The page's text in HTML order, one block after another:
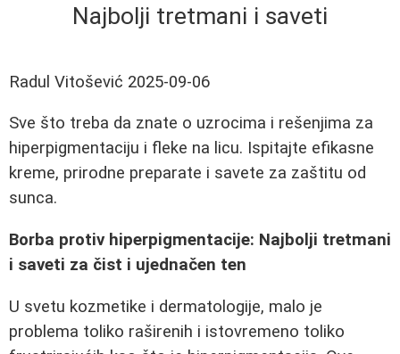
Najbolji tretmani i saveti
Radul Vitošević 2025-09-06
Sve što treba da znate o uzrocima i rešenjima za
hiperpigmentaciju i fleke na licu. Ispitajte efikasne
kreme, prirodne preparate i savete za zaštitu od
sunca.
Borba protiv hiperpigmentacije: Najbolji tretmani
i saveti za čist i ujednačen ten
U svetu kozmetike i dermatologije, malo je
problema toliko raširenih i istovremeno toliko